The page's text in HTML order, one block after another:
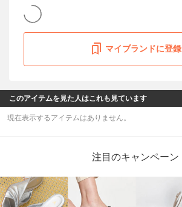
マイブランドに登録
このアイテムを見た人はこれも見ています
現在表示するアイテムはありません。
注目のキャンペーン